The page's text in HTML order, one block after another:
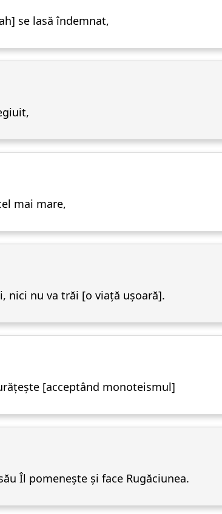
se lasă îndemnat,
mai mare,
nici nu va trăi [o viață ușoară].
[acceptând monoteismul]
Îl pomenește și face Rugăciunea.